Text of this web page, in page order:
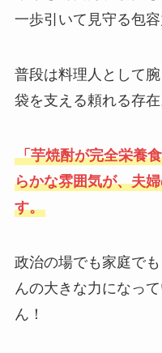
一歩引いて見守る包容
普段は料理人として
袋を支える頼れる存在
「芋焼酎が完全栄養
らかな雰囲気が、夫
す。
政治の場でも家庭で
んの大きな力になっ
ん！